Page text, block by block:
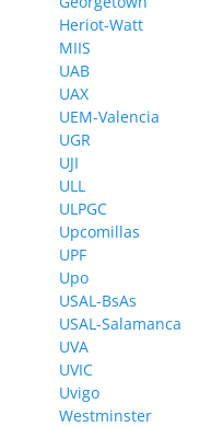
Heriot-Watt
MIIS
UAB
UAX
UEM-Valencia
UGR
UJI
ULL
ULPGC
Upcomillas
UPF
Upo
USAL-BsAs
USAL-Salamanca
UVA
UVIC
Uvigo
Westminster